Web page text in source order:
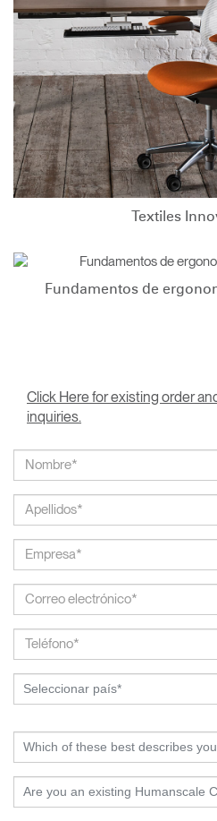
Textiles
Fundamentos de
Click Here for existing order
inquiries.
Seleccionar país*
Which of these best describes
Are you an existing Humanscale